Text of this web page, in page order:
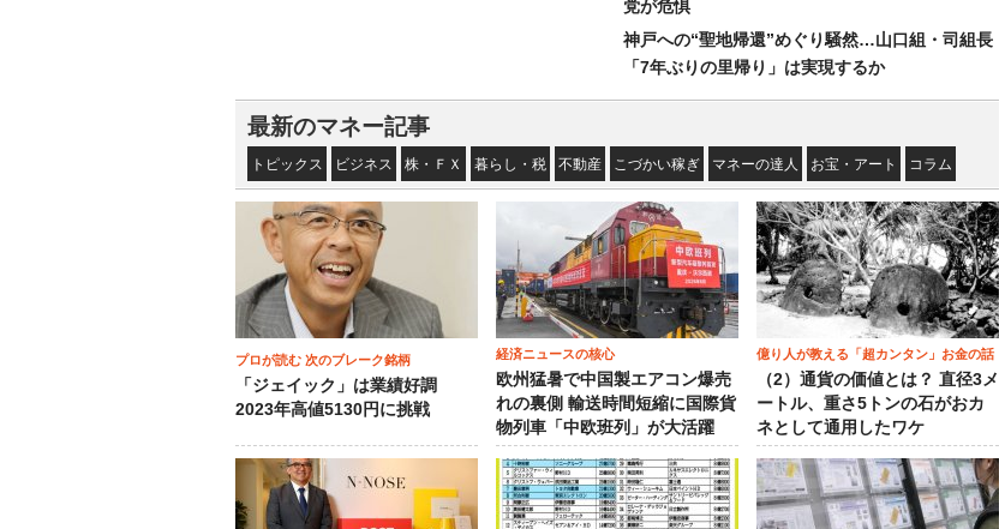
党が危惧
神戸への“聖地帰還”めぐり騒然…山口組・司組長
「7年ぶりの里帰り」は実現するか
最新のマネー記事
トピックス ビジネス 株・ＦＸ 暮らし・税 不動産 こづかい稼ぎ マネーの達人 お宝・アート コラム
プロが読む 次のブレーク銘柄
「ジェイック」は業績好調
2023年高値5130円に挑戦
経済ニュースの核心
欧州猛暑で中国製エアコン爆売
れの裏側 輸送時間短縮に国際貨
物列車「中欧班列」が大活躍
億り人が教える「超カンタン」お金の話
（2）通貨の価値とは？ 直径3メ
ートル、重さ5トンの石がおカ
ネとして通用したワケ